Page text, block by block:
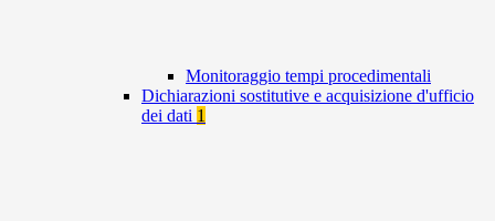
Monitoraggio tempi procedimentali
Dichiarazioni sostitutive e acquisizione d'ufficio
dei dati 1